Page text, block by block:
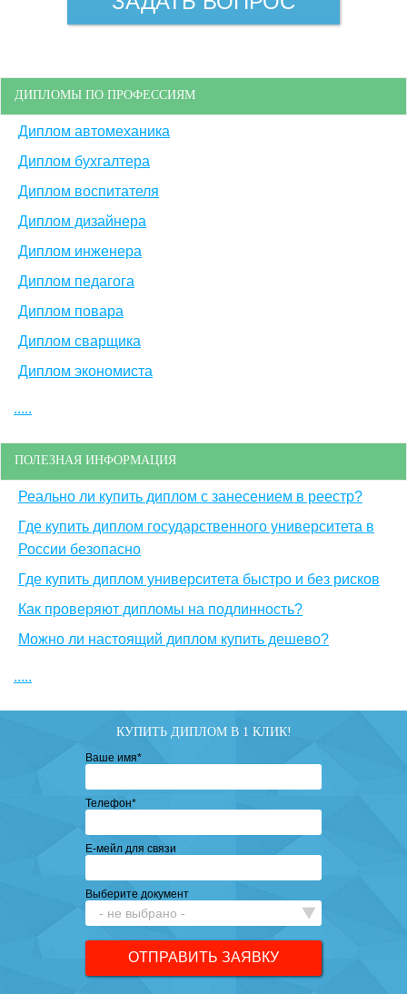
ДИПЛОМЫ ПО ПРОФЕССИЯМ
Диплом автомеханика
Диплом бухгалтера
Диплом воспитателя
Диплом дизайнера
Диплом инженера
Диплом педагога
Диплом повара
Диплом сварщика
Диплом экономиста
.....
ПОЛЕЗНАЯ ИНФОРМАЦИЯ
Реально ли купить диплом с занесением в реестр?
Где купить диплом государственного университета в
России безопасно
Где купить диплом университета быстро и без рисков
Как проверяют дипломы на подлинность?
Можно ли настоящий диплом купить дешево?
.....
КУПИТЬ ДИПЛОМ В 1 КЛИК!
Ваше имя*
Телефон*
Е-мейл для связи
Выберите документ